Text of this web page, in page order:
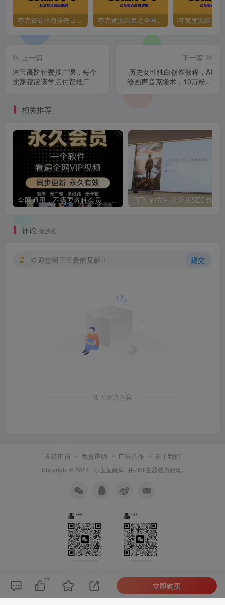
夸克资源小海洋每日更新资源大汇总（持续更新） 夸克资源合集之全网影视 夸克资源精选
上一篇
淘宝高阶付费推广课，每个
卖家都应该学点付费推广
下一篇
历史女性独白创作教程，AI
绘画声音克隆术，10万粉账
相关推荐
全网通用，不需要各种会员，再也不缺电影看！！
评论 抢沙发
欢迎您留下宝贵的见解！ 提交
暂无评论内容
友链申请 免责声明 广告合作 关于我们
Copyright © 2024 · 小玉宝藏库 · 由zibll主题强力驱动.
扫码加微信
77
立即购买